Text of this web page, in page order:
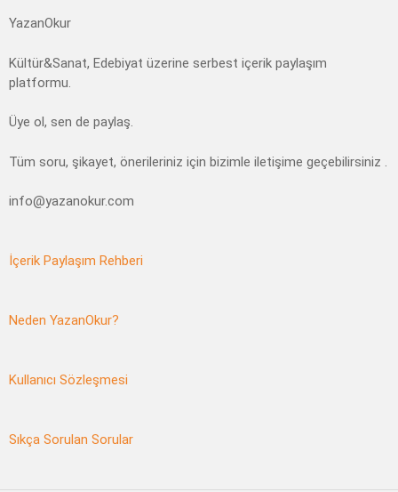
YazanOkur
Kültür&Sanat, Edebiyat üzerine serbest içerik paylaşım
platformu.
Üye ol, sen de paylaş.
Tüm soru, şikayet, önerileriniz için bizimle iletişime geçebilirsiniz .
info@yazanokur.com
İçerik Paylaşım Rehberi
Neden YazanOkur?
Kullanıcı Sözleşmesi
Sıkça Sorulan Sorular